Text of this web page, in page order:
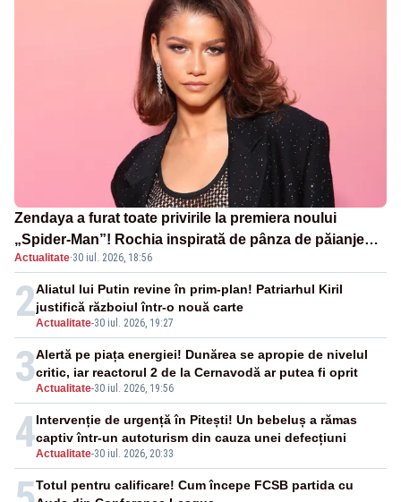
Zendaya a furat toate privirile la premiera noului
„Spider-Man”! Rochia inspirată de pânza de păianjen a
făcut senzație
Actualitate·30 iul. 2026, 18:56
2Actualitate-30 iul. 2026, 19:27
Aliatul lui Putin revine în prim-plan! Patriarhul Kiril
justifică războiul într-o nouă carte
3Actualitate-30 iul. 2026, 19:56
Alertă pe piața energiei! Dunărea se apropie de nivelul
critic, iar reactorul 2 de la Cernavodă ar putea fi oprit
4Actualitate-30 iul. 2026, 20:33
Intervenție de urgență în Pitești! Un bebeluș a rămas
captiv într-un autoturism din cauza unei defecțiuni
Totul pentru calificare! Cum începe FCSB partida cu